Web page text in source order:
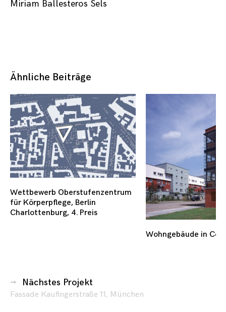
Miriam Ballesteros Sels
Ähnliche Beiträge
Wettbewerb Oberstufenzentrum
für Körperpflege, Berlin
Charlottenburg, 4. Preis
Wohngebäude in
Beitragsnavigation
Nächstes Projekt
Fassade Kaufingerstraße 11, München